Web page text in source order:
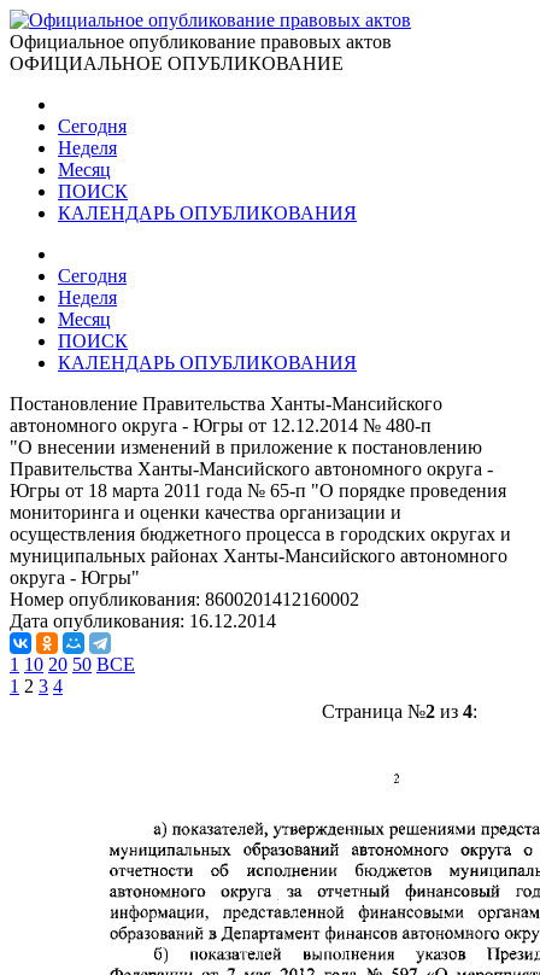
Официальное опубликование правовых актов
ОФИЦИАЛЬНОЕ ОПУБЛИКОВАНИЕ
Сегодня
Неделя
Месяц
ПОИСК
КАЛЕНДАРЬ ОПУБЛИКОВАНИЯ
Сегодня
Неделя
Месяц
ПОИСК
КАЛЕНДАРЬ ОПУБЛИКОВАНИЯ
Постановление Правительства Ханты-Мансийского
автономного округа - Югры от 12.12.2014 № 480-п
"О внесении изменений в приложение к постановлению
Правительства Ханты-Мансийского автономного округа -
Югры от 18 марта 2011 года № 65-п "О порядке проведения
мониторинга и оценки качества организации и
осуществления бюджетного процесса в городских округах и
муниципальных районах Ханты-Мансийского автономного
округа - Югры"
Номер опубликования: 8600201412160002
Дата опубликования: 16.12.2014
1 10 20 50 ВСЕ
1 2 3 4
Страница №2из 4: